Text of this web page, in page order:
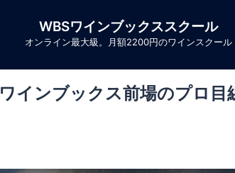
WBSワインブックススクール
オンライン最大級。月額2200円のワインスクール
インブックス前場のプロ目